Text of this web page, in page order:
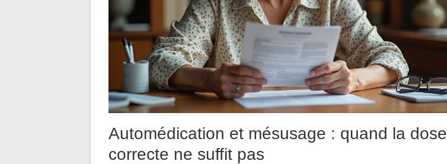
Automédication et mésusage : quand la dose
correcte ne suffit pas